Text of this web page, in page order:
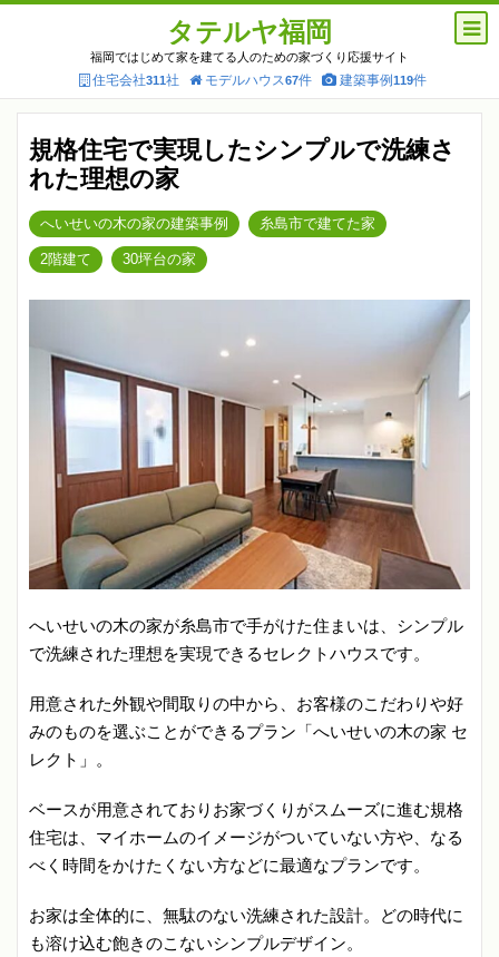
タテルヤ福岡
福岡ではじめて家を建てる人のための家づくり応援サイト
住宅会社311社 モデルハウス67件 建築事例119件
規格住宅で実現したシンプルで洗練さ
れた理想の家
へいせいの木の家の建築事例 糸島市で建てた家
2階建て 30坪台の家
へいせいの木の家が糸島市で手がけた住まいは、シンプル
で洗練された理想を実現できるセレクトハウスです。
用意された外観や間取りの中から、お客様のこだわりや好
みのものを選ぶことができるプラン「へいせいの木の家 セ
レクト」。
ベースが用意されておりお家づくりがスムーズに進む規格
住宅は、マイホームのイメージがついていない方や、なる
べく時間をかけたくない方などに最適なプランです。
お家は全体的に、無駄のない洗練された設計。どの時代に
も溶け込む飽きのこないシンプルデザイン。